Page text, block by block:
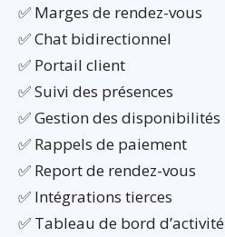
✅ Marges de rendez-vous
✅ Chat bidirectionnel
✅ Portail client
✅ Suivi des présences
✅ Gestion des disponibilités
✅ Rappels de paiement
✅ Report de rendez-vous
✅ Intégrations tierces
✅ Tableau de bord d’activité